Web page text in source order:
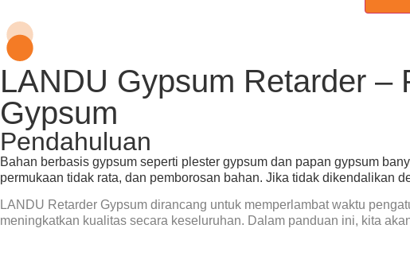
LANDU Gypsum Retarder –
Gypsum
Pendahuluan
Bahan berbasis gypsum seperti plester gypsum dan papan gypsum
permukaan tidak rata, dan pemborosan bahan. Jika tidak dikendalikan
LANDU Retarder Gypsum dirancang untuk memperlambat waktu
meningkatkan kualitas secara keseluruhan. Dalam panduan ini, kita